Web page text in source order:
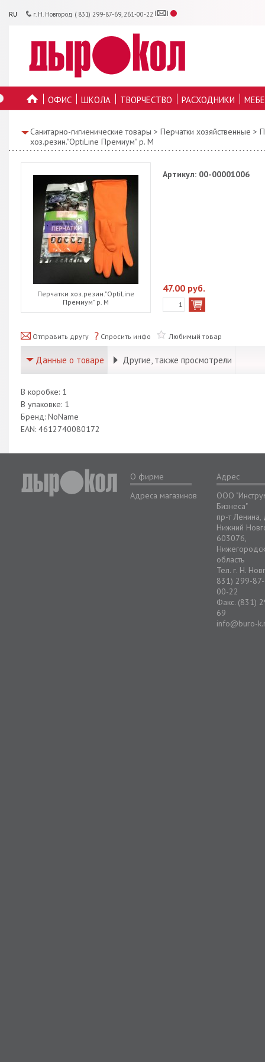
RU г. Н. Новгород ( 831) 299-87-69, 261-00-22
ОФИС ШКОЛА ТВОРЧЕСТВО РАСХОДНИКИ
Санитарно-гигиенические товары > Перчатки хозяйственные >
хоз.резин."OptiLine Премиум" р. М
Перчатки хоз.резин."OptiLine
Премиум" р. М
Артикул: 00-00001006
47.00 руб.
Отправить другу Спросить инфо Любимый товар
Данные о товаре Другие, также просмотрели
В коробке: 1
В упаковке: 1
Бренд: NoName
EAN: 4612740080172
О фирме
Адреса магазинов
Адрес
ООО
Бизнеса"
пр-т
Нижний
603076,
область
Тел. г. Н.
831) 299-
00-22
Факс. (831)
69
info@buro-